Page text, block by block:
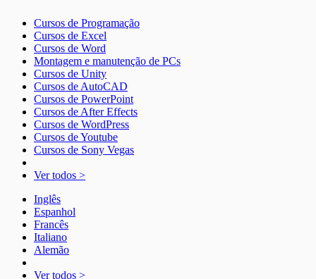
Cursos de Programação
Cursos de Excel
Cursos de Word
Montagem e manutenção de PCs
Cursos de Unity
Cursos de AutoCAD
Cursos de PowerPoint
Cursos de After Effects
Cursos de WordPress
Cursos de Youtube
Cursos de Sony Vegas
Ver todos >
Inglês
Espanhol
Francês
Italiano
Alemão
Ver todos >